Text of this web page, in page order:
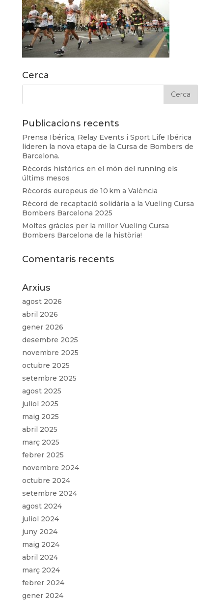
Cerca
Publicacions recents
Prensa Ibérica, Relay Events i Sport Life Ibérica
lideren la nova etapa de la Cursa de Bombers de
Barcelona.
Rècords històrics en el món del running els
últims mesos
Rècords europeus de 10 km a València
Rècord de recaptació solidària a la Vueling Cursa
Bombers Barcelona 2025
Moltes gràcies per la millor Vueling Cursa
Bombers Barcelona de la història!
Comentaris recents
Arxius
agost 2026
abril 2026
gener 2026
desembre 2025
novembre 2025
octubre 2025
setembre 2025
agost 2025
juliol 2025
maig 2025
abril 2025
març 2025
febrer 2025
novembre 2024
octubre 2024
setembre 2024
agost 2024
juliol 2024
juny 2024
maig 2024
abril 2024
març 2024
febrer 2024
gener 2024